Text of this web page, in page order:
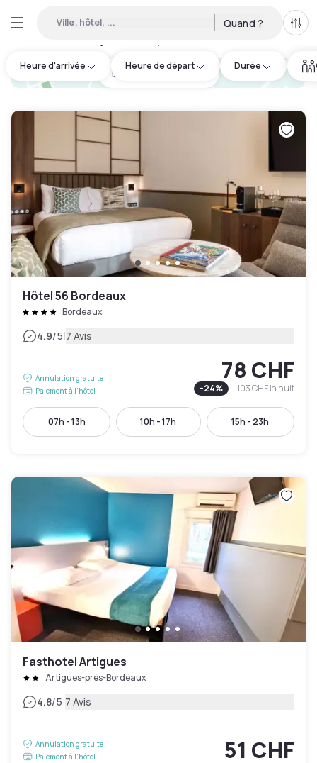
Ville, hôtel, ... Quand ?
Heure d'arrivée Heure de départ Durée
hotel.cta.view_map
Hôtel 56 Bordeaux
Bordeaux
4.9/5|7 Avis
Annulation gratuite
Paiement à l'hôtel
78 CHF
-24% 103 CHFla nuit
07h - 13h 10h - 17h 15h - 23h
Fasthotel Artigues
Artigues-près-Bordeaux
4.8/5|7 Avis
Annulation gratuite
Paiement à l'hôtel
51 CHF